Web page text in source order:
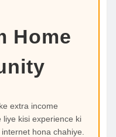
Home
extra income
liye kisi experience ki
hona chahiye.